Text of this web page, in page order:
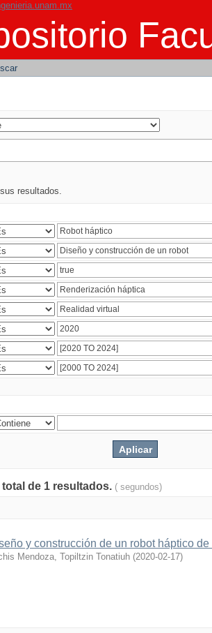
resultados.
de 1 resultados. ( segundos)
y construcción de un robot háptico
Mendoza, Topiltzin Tonatiuh (2020-02-17)